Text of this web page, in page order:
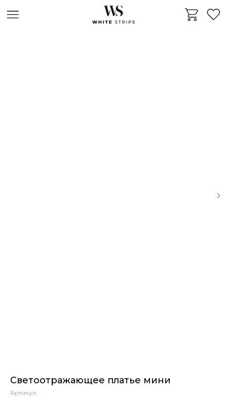
Светоотражающее платье мини
Артикул: